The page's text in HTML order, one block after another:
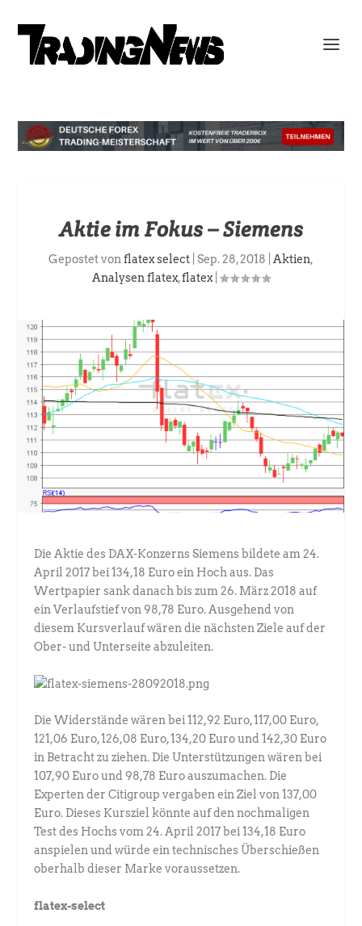
Aktie im Fokus – Siemens
Gepostet vonflatex select Sep. 28, 2018 Aktien,
Analysen flatex,flatex
Die Aktie des DAX-Konzerns Siemens bildete am 24.
April 2017 bei 134,18 Euro ein Hoch aus. Das
Wertpapier sank danach bis zum 26. März 2018 auf
ein Verlaufstief von 98,78 Euro. Ausgehend von
diesem Kursverlauf wären die nächsten Ziele auf der
Ober- und Unterseite abzuleiten.
Die Widerstände wären bei 112,92 Euro, 117,00 Euro,
121,06 Euro, 126,08 Euro, 134,20 Euro und 142,30 Euro
in Betracht zu ziehen. Die Unterstützungen wären bei
107,90 Euro und 98,78 Euro auszumachen. Die
Experten der Citigroup vergaben ein Ziel von 137,00
Euro. Dieses Kursziel könnte auf den nochmaligen
Test des Hochs vom 24. April 2017 bei 134,18 Euro
anspielen und würde ein technisches Überschießen
oberhalb dieser Marke voraussetzen.
flatex-select